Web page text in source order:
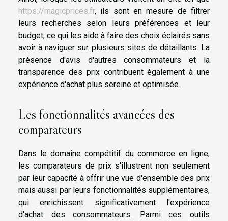
https://magicprices.fr, ils sont en mesure de filtrer
leurs recherches selon leurs préférences et leur
budget, ce qui les aide à faire des choix éclairés sans
avoir à naviguer sur plusieurs sites de détaillants. La
présence d'avis d'autres consommateurs et la
transparence des prix contribuent également à une
expérience d'achat plus sereine et optimisée.
Les fonctionnalités avancées des
comparateurs
Dans le domaine compétitif du commerce en ligne,
les comparateurs de prix s'illustrent non seulement
par leur capacité à offrir une vue d'ensemble des prix
mais aussi par leurs fonctionnalités supplémentaires,
qui enrichissent significativement l'expérience
d'achat des consommateurs. Parmi ces outils